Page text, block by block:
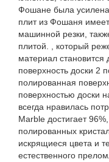
Фошане была
плит из Фошаня
машинной резки,
плитой. , который
материал становится
поверхность доски 2
полированная
поверхностью доски
всегда нравилась
Marble достигает
полированных
искрящиеся цвета и
естественного